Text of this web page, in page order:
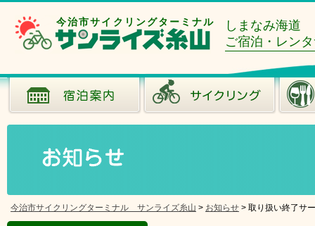
今治市サイクリングターミナル
しまなみ海道
ご宿泊・レン
今治市サイクリングターミナル サンライズ糸山 > お知らせ > 取り扱い終了サ